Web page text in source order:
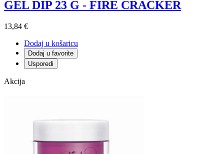
GEL DIP 23 G - FIRE CRACKER
13,84 €
Dodaj u košaricu
Dodaj u favorite
Usporedi
Akcija